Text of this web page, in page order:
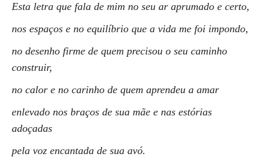
Esta letra que fala de mim no seu ar aprumado e certo,
nos espaços e no equilíbrio que a vida me foi impondo,
no desenho firme de quem precisou o seu caminho
construir,
no calor e no carinho de quem aprendeu a amar
enlevado nos braços de sua mãe e nas estórias
adoçadas
pela voz encantada de sua avó.